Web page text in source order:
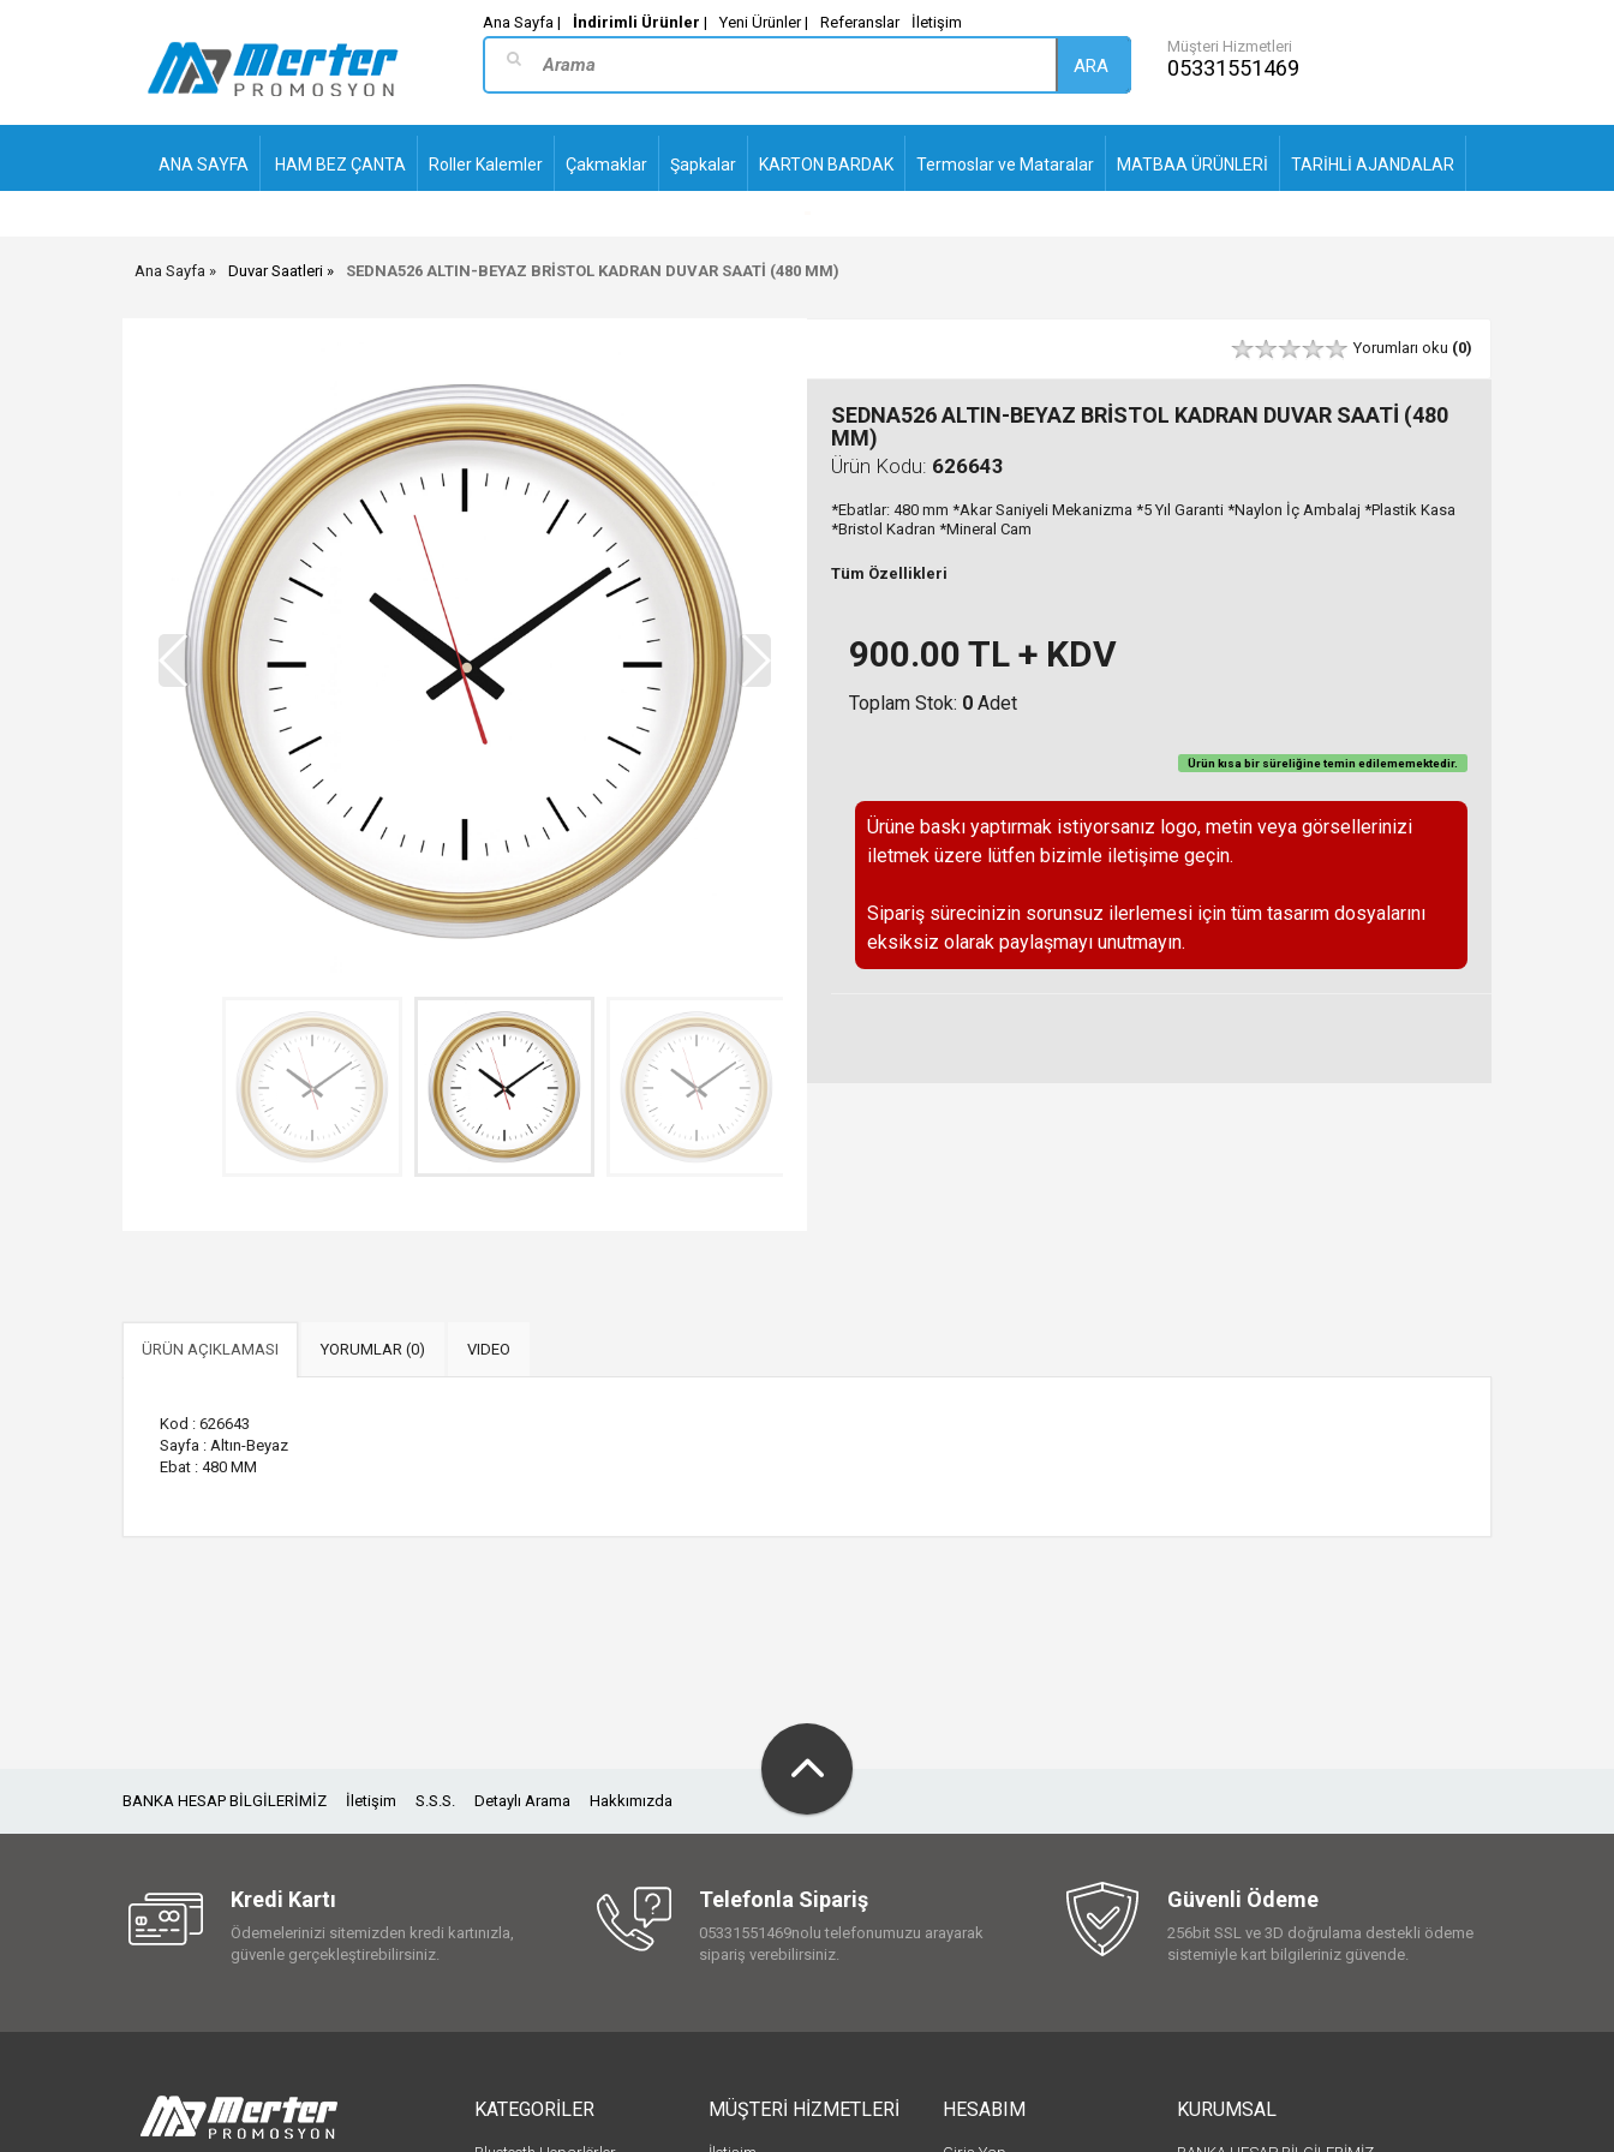
Ana Sayfa | İndirimli Ürünler | Yeni Ürünler | Referanslar İletişim
ARA
Müşteri Hizmetleri
05331551469
ANA SAYFA HAM BEZ ÇANTA Roller Kalemler Çakmaklar Şapkalar KARTON BARDAK Termoslar ve Mataralar MATBAA ÜRÜNLERİ TARİHLİ AJANDALAR
Ana Sayfa Duvar Saatleri SEDNA526 ALTIN-BEYAZ BRİSTOL KADRAN DUVAR SAATİ (480 MM)
Yorumları oku (0)
SEDNA526 ALTIN-BEYAZ BRİSTOL KADRAN DUVAR SAATİ (480
MM)
Ürün Kodu: 626643
*Ebatlar: 480 mm *Akar Saniyeli Mekanizma *5 Yıl Garanti *Naylon İç Ambalaj *Plastik Kasa
*Bristol Kadran *Mineral Cam
Tüm Özellikleri
900.00 TL + KDV
Toplam Stok: 0 Adet
Ürün kısa bir süreliğine teminedilememektedir.
Ürüne baskı yaptırmak istiyorsanız logo, metin veya görsellerinizi
iletmek üzere lütfen bizimle iletişime geçin.
Sipariş sürecinizin sorunsuz ilerlemesi için tüm tasarım dosyalarını
eksiksiz olarak paylaşmayı unutmayın.
ÜRÜN AÇIKLAMASI YORUMLAR (0) VIDEO
Kod : 626643
Sayfa : Altın-Beyaz
Ebat : 480 MM
BANKA HESAP BİLGİLERİMİZ İletişim S.S.S. Detaylı Arama Hakkımızda
Kredi Kartı
Ödemelerinizi sitemizden kredi kartınızla,
güvenle gerçekleştirebilirsiniz.
Telefonla Sipariş
05331551469nolu telefonumuzu arayarak
sipariş verebilirsiniz.
Güvenli Ödeme
256bit SSL ve 3D doğrulama destekli ödeme
sistemiyle kart bilgileriniz güvende.
KATEGORİLER MÜŞTERİ HİZMETLERİ HESABIM KURUMSAL